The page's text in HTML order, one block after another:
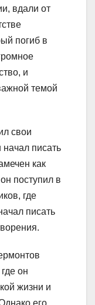
вдали от
погиб в
и
темой
свои
писать
как
поступил в
где
писать
он
жизни и